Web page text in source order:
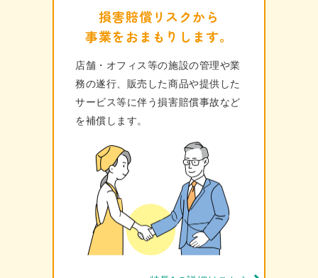
損害賠償リスクから
事業をおまもりします。
店舗・オフィス等の施設の管理や業
務の遂⾏、販売した商品や提供した
サービス等に伴う損害賠償事故など
を補償します。